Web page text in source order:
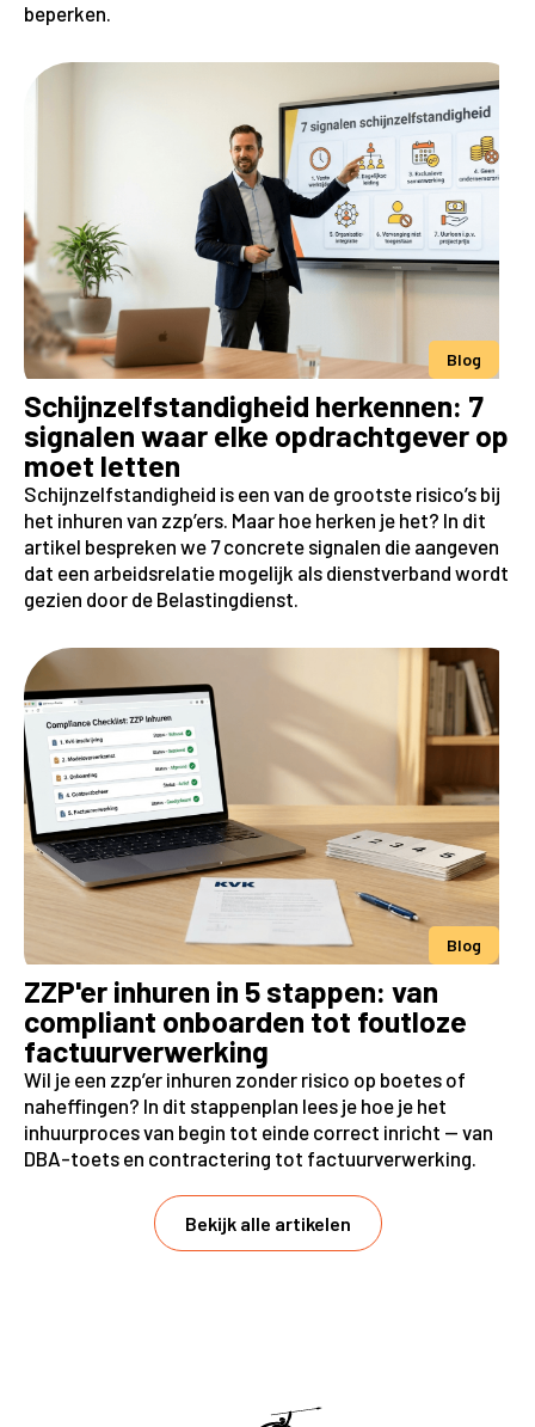
beperken.
Blog
Schijnzelfstandigheid herkennen: 7
signalen waar elke opdrachtgever op
moet letten
Schijnzelfstandigheid is een van de grootste risico’s bij
het inhuren van zzp’ers. Maar hoe herken je het? In dit
artikel bespreken we 7 concrete signalen die aangeven
dat een arbeidsrelatie mogelijk als dienstverband wordt
gezien door de Belastingdienst.
Blog
ZZP'er inhuren in 5 stappen: van
compliant onboarden tot foutloze
factuurverwerking
Wil je een zzp’er inhuren zonder risico op boetes of
naheffingen? In dit stappenplan lees je hoe je het
inhuurproces van begin tot einde correct inricht — van
DBA-toets en contractering tot factuurverwerking.
Bekijk alle artikelen